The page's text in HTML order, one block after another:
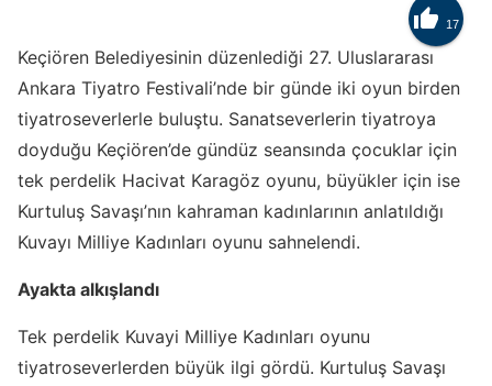
 17
Keçiören Belediyesinin düzenlediği 27. Uluslararası
Ankara Tiyatro Festivali’nde bir günde iki oyun birden
tiyatroseverlerle buluştu. Sanatseverlerin tiyatroya
doyduğu Keçiören’de gündüz seansında çocuklar için
tek perdelik Hacivat Karagöz oyunu, büyükler için ise
Kurtuluş Savaşı’nın kahraman kadınlarının anlatıldığı
Kuvayı Milliye Kadınları oyunu sahnelendi.
Ayakta alkışlandı
Tek perdelik Kuvayi Milliye Kadınları oyunu
tiyatroseverlerden büyük ilgi gördü. Kurtuluş Savaşı